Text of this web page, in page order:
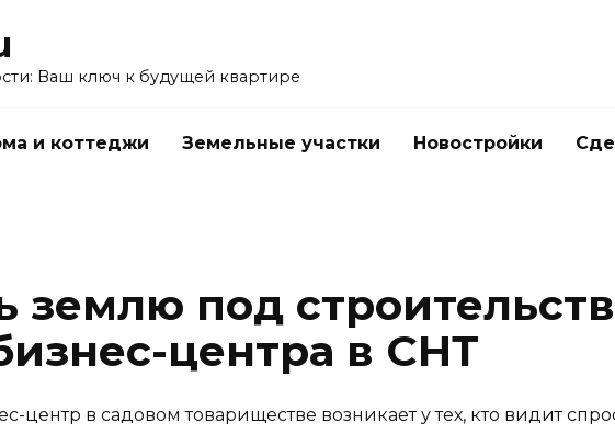
Ваш ключ к будущей квартире
и коттеджи Земельные участки Новостройки
землю под
центра в СНТ
центр в садовом товариществе возникает у тех, кто видит